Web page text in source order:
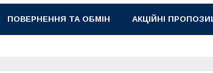
ПОВЕРНЕННЯ ТА ОБМІН АКЦІЙНІ